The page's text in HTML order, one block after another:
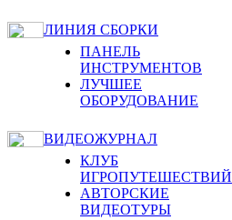
ЛИНИЯ СБОРКИ
ПАНЕЛЬ
ИНСТРУМЕНТОВ
ЛУЧШЕЕ
ОБОРУДОВАНИЕ
ВИДЕОЖУРНАЛ
КЛУБ
ИГРОПУТЕШЕСТВИЙ
АВТОРСКИЕ
ВИДЕОТУРЫ